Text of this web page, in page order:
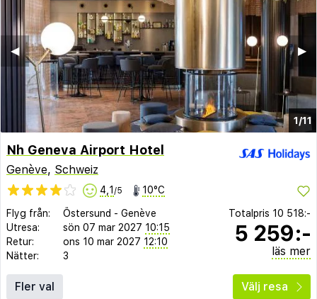
1/11
▶︎
◀︎
Nh Geneva Airport Hotel
Genève, Schweiz
4,1 /5 10°C
Flyg från: Östersund - Genève
Utresa:
sön 07 mar 2027 10:15
Retur:
ons 10 mar 2027 12:10
Nätter:
3
Totalpris 10 518:-
5 259:-
läs mer
Fler val Välj resa